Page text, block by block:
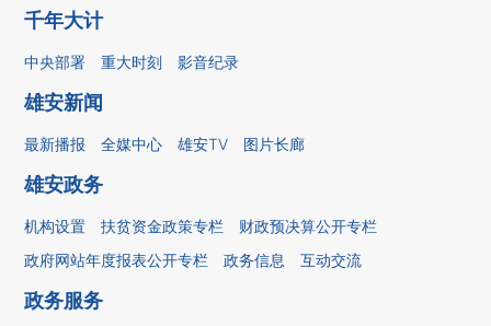
千年大计
中央部署 重大时刻 影音纪录
雄安新闻
最新播报 全媒中心 雄安TV 图片长廊
雄安政务
机构设置 扶贫资金政策专栏
财政预决算公开专栏
政府网站年度报表公开专栏
政务信息 互动交流
政务服务